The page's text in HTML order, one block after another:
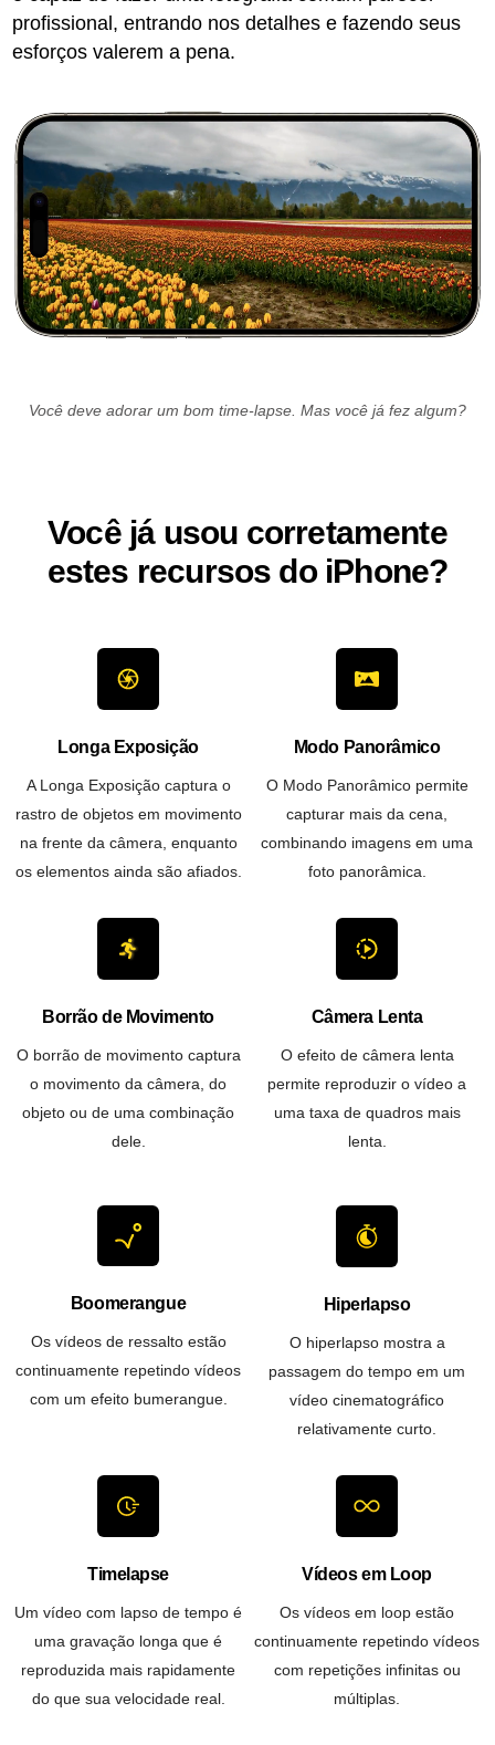
profissional, entrando nos detalhes e fazendo seus
esforços valerem a pena.
Você deve adorar um bom time-lapse. Mas você já fez algum?
Você já usou corretamente
estes recursos do iPhone?
Longa Exposição
A Longa Exposição captura o
rastro de objetos em movimento
na frente da câmera, enquanto
os elementos ainda são afiados.
Modo Panorâmico
O Modo Panorâmico permite
capturar mais da cena,
combinando imagens em uma
foto panorâmica.
Borrão de Movimento
O borrão de movimento captura
o movimento da câmera, do
objeto ou de uma combinação
dele.
Câmera Lenta
O efeito de câmera lenta
permite reproduzir o vídeo a
uma taxa de quadros mais
lenta.
Boomerangue
Os vídeos de ressalto estão
continuamente repetindo vídeos
com um efeito bumerangue.
Hiperlapso
O hiperlapso mostra a
passagem do tempo em um
vídeo cinematográfico
relativamente curto.
Timelapse
Um vídeo com lapso de tempo é
uma gravação longa que é
reproduzida mais rapidamente
do que sua velocidade real.
Vídeos em Loop
Os vídeos em loop estão
continuamente repetindo vídeos
com repetições infinitas ou
múltiplas.